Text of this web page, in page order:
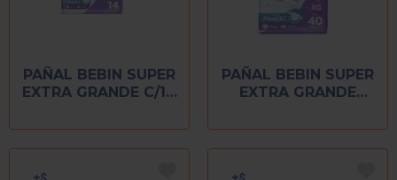
PAÑAL BEBIN SUPER
EXTRA GRANDE C/14
PAÑAL BEBIN SUPER
EXTRA GRANDE